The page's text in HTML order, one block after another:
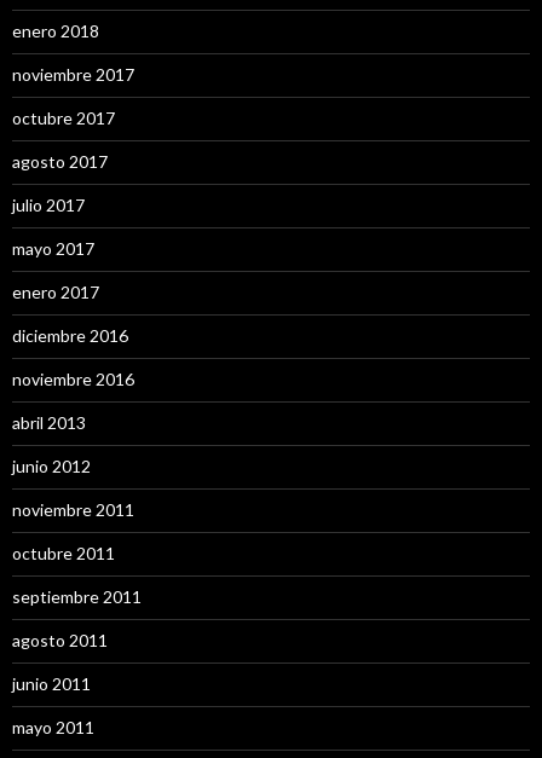
enero 2018
noviembre 2017
octubre 2017
agosto 2017
julio 2017
mayo 2017
enero 2017
diciembre 2016
noviembre 2016
abril 2013
junio 2012
noviembre 2011
octubre 2011
septiembre 2011
agosto 2011
junio 2011
mayo 2011